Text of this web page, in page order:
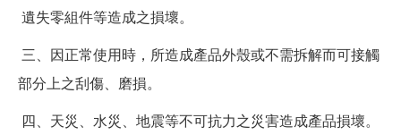
遺失零組件等造成之損壞。
三、因正常使用時，所造成產品外殼或不需拆解而可接觸
部分上之刮傷、磨損。
四、天災、水災、地震等不可抗力之災害造成產品損壞。